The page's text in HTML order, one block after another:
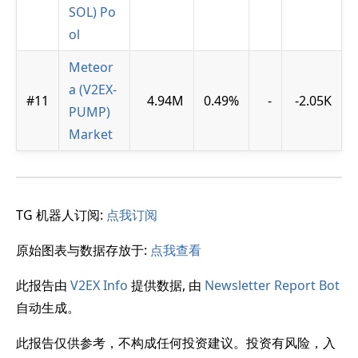
SOL) Po
ol
#11
Meteor
a (V2EX-
PUMP)
Market
4.94M 0.49% - -2.05K
TG 机器人订阅: 点我订阅
原始图表与数据存放于: 点我查看
此报告由 V2EX Info 提供数据, 由 Newsletter Report Bot
自动生成。
此报告仅供参考，不构成任何投资建议。投资有风险，入